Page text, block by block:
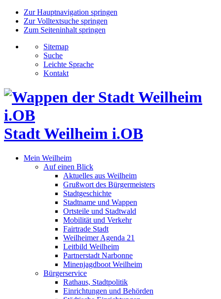
Zur Hauptnavigation springen
Zur Volltextsuche springen
Zum Seiteninhalt springen
Sitemap
Suche
Leichte Sprache
Kontakt
Stadt Weilheim i.OB
Mein Weilheim
Auf einen Blick
Aktuelles aus Weilheim
Grußwort des Bürgermeisters
Stadtgeschichte
Stadtname und Wappen
Ortsteile und Stadtwald
Mobilität und Verkehr
Fairtrade Stadt
Weilheimer Agenda 21
Leitbild Weilheim
Partnerstadt Narbonne
Minenjagdboot Weilheim
Bürgerservice
Rathaus, Stadtpolitik
Einrichtungen und Behörden